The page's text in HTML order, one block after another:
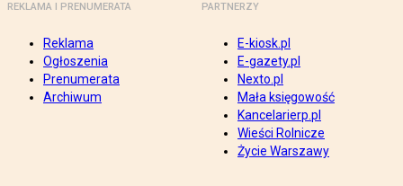
REKLAMA I PRENUMERATA
Reklama
Ogłoszenia
Prenumerata
Archiwum
PARTNERZY
E-kiosk.pl
E-gazety.pl
Nexto.pl
Mała księgowość
Kancelarierp.pl
Wieści Rolnicze
Życie Warszawy